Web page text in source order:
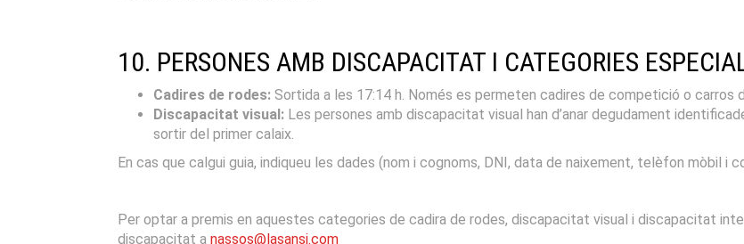
10. PERSONES AMB DISCAPACITAT I CATEGORIES
Cadires de rodes: Sortida a les 17:14 h. Només es permeten cadires de competició o
Discapacitat visual: Les persones amb discapacitat visual han d’anar degudament
sortir del primer calaix.
En cas que calgui guia, indiqueu les dades (nom i cognoms, DNI, data de naixement, telèfon mòbil i
Per optar a premis en aquestes categories de cadira de rodes, discapacitat visual i discapacitat
discapacitat a nassos@lasansi.com